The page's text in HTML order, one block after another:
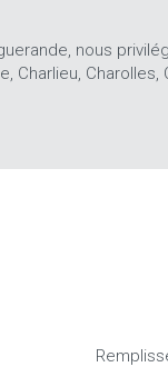
nous
Charlieu,